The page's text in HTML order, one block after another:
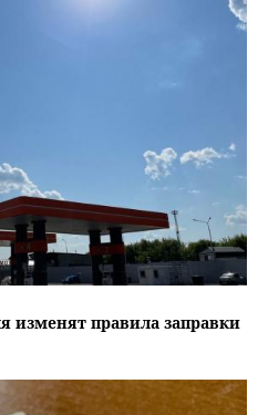
изменят правила заправки